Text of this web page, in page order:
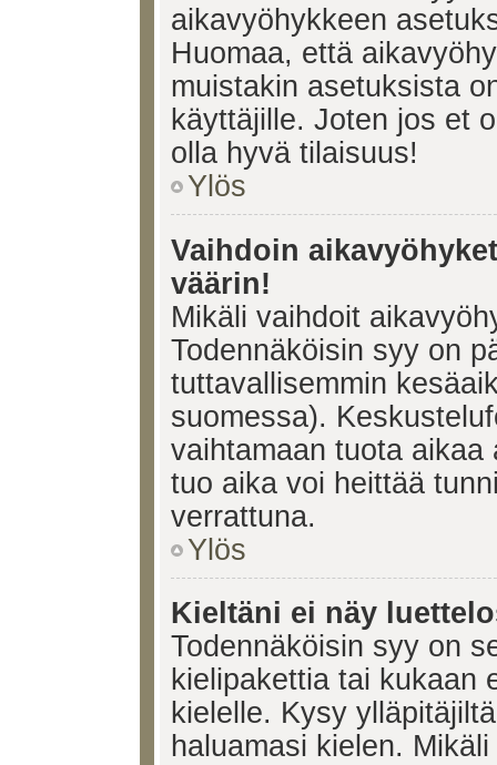
aikavyöhykkeen
Huomaa, että
muistakin asetuksista
käyttäjille. Joten jos et
olla hyvä tilaisuus!
Ylös
Vaihdoin
väärin!
Mikäli vaihdoit
Todennäköisin syy on
tuttavallisemmin
suomessa).
vaihtamaan tuota
tuo aika voi heittää
verrattuna.
Ylös
Kieltäni ei näy
Todennäköisin syy on
kielipakettia tai kukaan
kielelle. Kysy
haluamasi kielen.